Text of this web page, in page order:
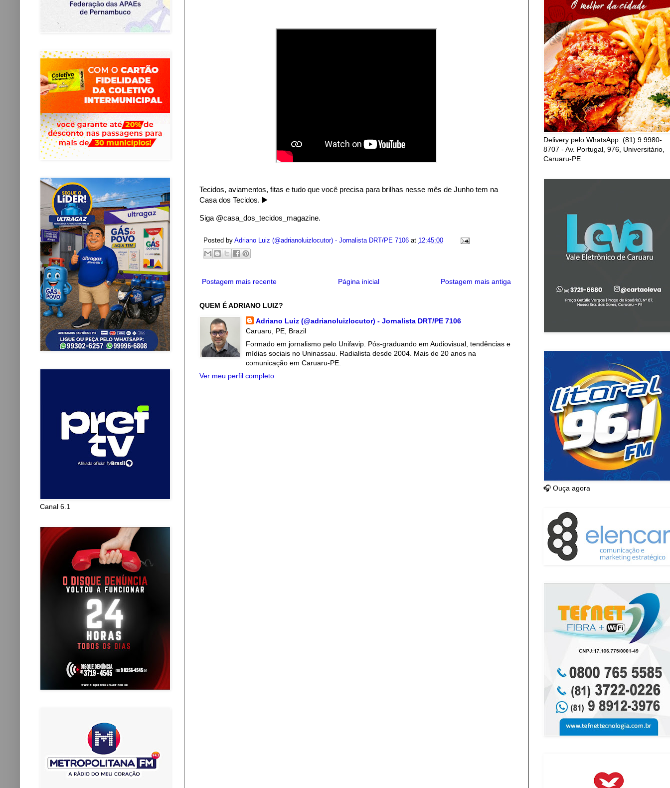
Tecidos, aviamentos, fitas e tudo que você precisa para brilhas nesse mês de Junho tem na
Casa dos Tecidos. ▶️
Siga @casa_dos_tecidos_magazine.
Posted by Adriano Luiz (@adrianoluizlocutor) - Jornalista DRT/PE 7106 at 12:45:00
Postagem mais recente Postagem mais antiga
Página inicial
QUEM É ADRIANO LUIZ?
Adriano Luiz (@adrianoluizlocutor) - Jornalista DRT/PE 7106
Caruaru, PE, Brazil
Formado em jornalismo pelo Unifavip. Pós-graduando em Audiovisual, tendências e
mídias sociais no Uninassau. Radialista desde 2004. Mais de 20 anos na
comunicação em Caruaru-PE.
Ver meu perfil completo
Canal 6.1
Delivery pelo WhatsApp: (81) 9 9980-
8707 - Av. Portugal, 976, Universitário,
Caruaru-PE
🎧 Ouça agora